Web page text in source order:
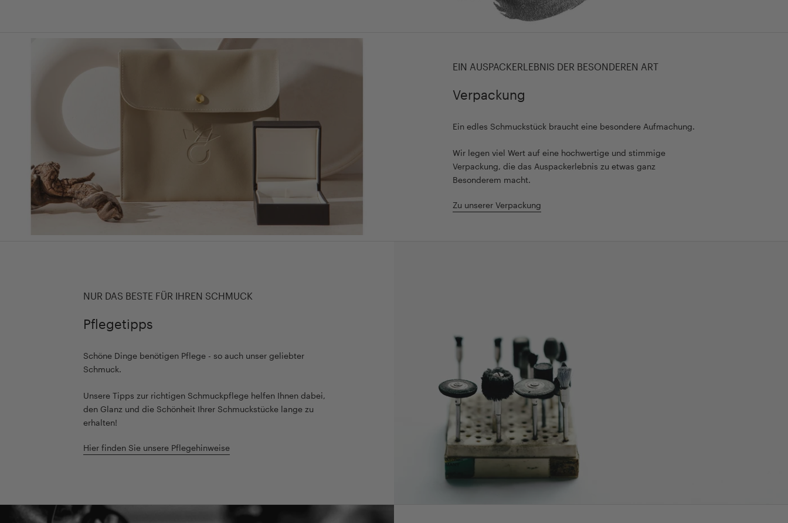
EIN AUSPACKERLEBNIS DER BESONDEREN ART
Verpackung
Ein edles Schmuckstück braucht eine besondere Aufmachung.
Wir legen viel Wert auf eine hochwertige und stimmige
Verpackung, die das Auspackerlebnis zu etwas ganz
Besonderem macht.
Zu unserer Verpackung
NUR DAS BESTE FÜR IHREN SCHMUCK
Pflegetipps
Schöne Dinge benötigen Pflege - so auch unser geliebter
Schmuck.
Unsere Tipps zur richtigen Schmuckpflege helfen Ihnen dabei,
den Glanz und die Schönheit Ihrer Schmuckstücke lange zu
erhalten!
Hier finden Sie unsere Pflegehinweise